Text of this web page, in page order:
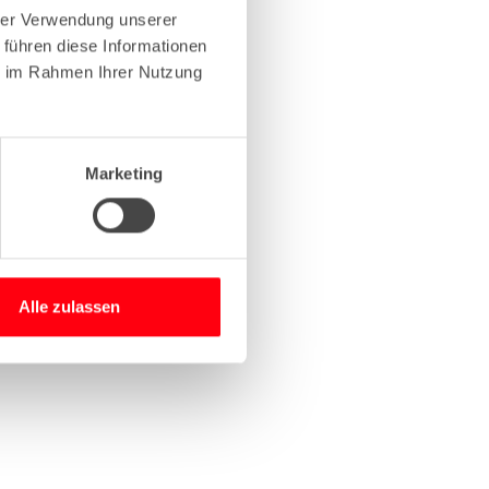
Verwendung unserer
diese Informationen
Rahmen Ihrer Nutzung
Marketing
Alle zulassen
information).